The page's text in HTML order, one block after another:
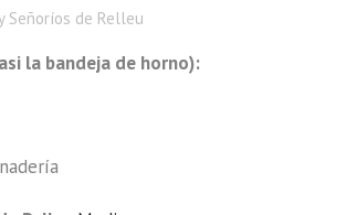
Señoríos de Relleu
la bandeja de horno):